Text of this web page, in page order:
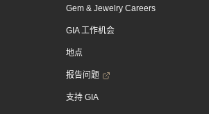
Gem & Jewelry Careers
GIA 工作机会
地点
报告问题
支持 GIA